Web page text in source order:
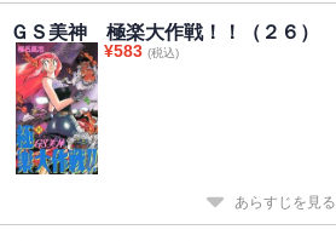
ＧＳ美神 極楽大作戦！！（２６）
¥583 (税込)
あらすじを見る